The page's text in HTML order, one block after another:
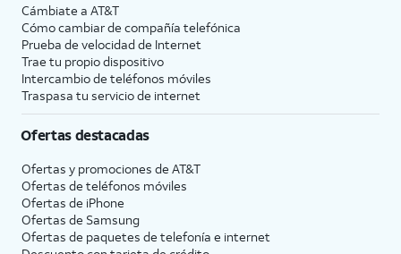
Cámbiate a AT&T
Cómo cambiar de compañía telefónica
Prueba de velocidad de Internet
Trae tu propio dispositivo
Intercambio de teléfonos móviles
Traspasa tu servicio de internet
Ofertas destacadas
Ofertas y promociones de AT&T
Ofertas de teléfonos móviles
Ofertas de iPhone
Ofertas de Samsung
Ofertas de paquetes de telefonía e internet